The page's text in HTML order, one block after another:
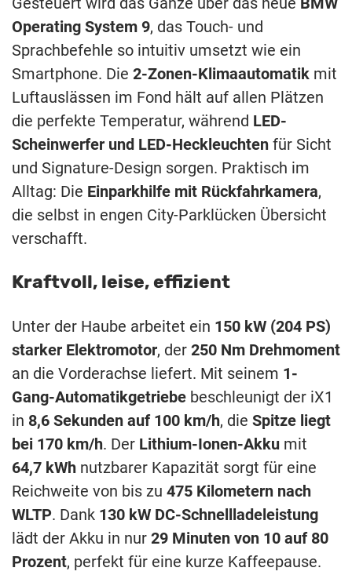
Operating System 9, das Touch- und
Sprachbefehle so intuitiv umsetzt wie ein
Smartphone. Die 2-Zonen-Klimaautomatik mit
Luftauslässen im Fond hält auf allen Plätzen
die perfekte Temperatur, während LED-
Scheinwerfer und LED-Heckleuchten für Sicht
und Signature-Design sorgen. Praktisch im
Alltag: Die Einparkhilfe mit Rückfahrkamera,
die selbst in engen City-Parklücken Übersicht
verschafft.
Kraftvoll, leise, effizient
Unter der Haube arbeitet ein 150 kW (204 PS)
starker Elektromotor, der 250 Nm Drehmoment
an die Vorderachse liefert. Mit seinem 1-
Gang-Automatikgetriebe beschleunigt der iX1
in 8,6 Sekunden auf 100 km/h, die Spitze liegt
bei 170 km/h. Der Lithium-Ionen-Akku mit
64,7 kWh nutzbarer Kapazität sorgt für eine
Reichweite von bis zu 475 Kilometern nach
WLTP. Dank 130 kW DC-Schnellladeleistung
lädt der Akku in nur 29 Minuten von 10 auf 80
Prozent, perfekt für eine kurze Kaffeepause.